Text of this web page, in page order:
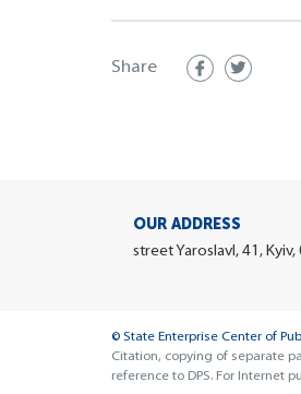
Share
OUR ADDRESS
street Yaroslavl, 41, Kyiv,
© State Enterprise Center of
Citation, copying of separate
reference to DPS. For Internet